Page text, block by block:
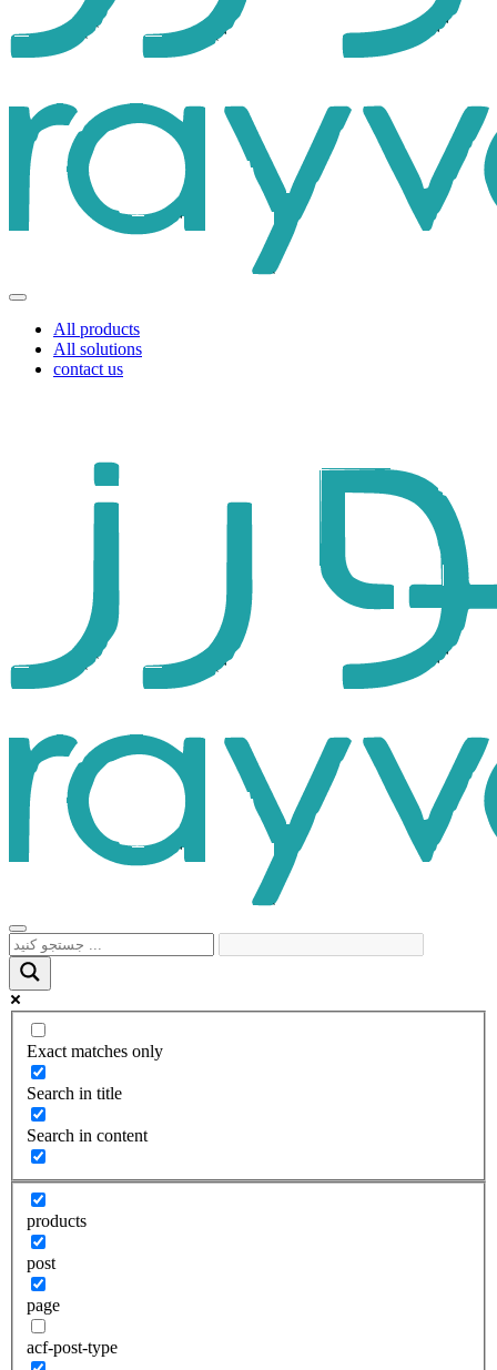
All products
All solutions
contact us
Exact matches only
Search in title
Search in content
products
post
page
acf-post-type